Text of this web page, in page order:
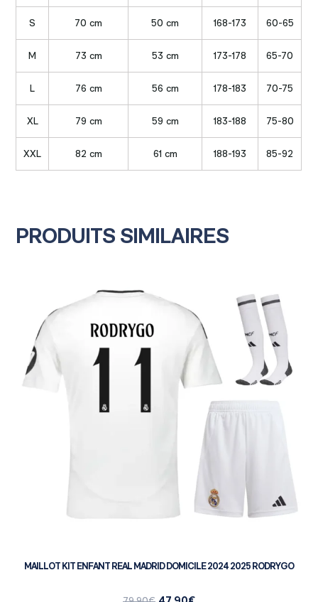
S 70 cm 50 cm 168-173 60-65
M 73 cm 53 cm 173-178 65-70
L 76 cm 56 cm 178-183 70-75
XL 79 cm 59 cm 183-188 75-80
XXL 82 cm 61 cm 188-193 85-92
PRODUITS SIMILAIRES
MAILLOT KIT ENFANT REAL MADRID DOMICILE 2024 2025 RODRYGO